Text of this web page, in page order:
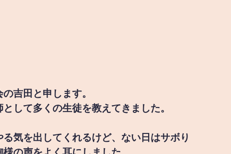
吉田と申します。
して多くの生徒を教えてきました。
気を出してくれるけど、ない日はサボり